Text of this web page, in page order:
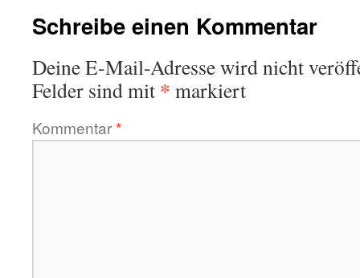
Schreibe einen Kommentar
Deine E-Mail-Adresse wird nicht
Felder sind mit * markiert
Kommentar*